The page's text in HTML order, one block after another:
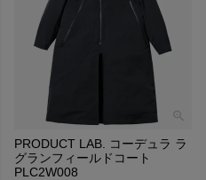
PRODUCT LAB. コーデュラ ラ
グランフィールドコート
PLC2W008